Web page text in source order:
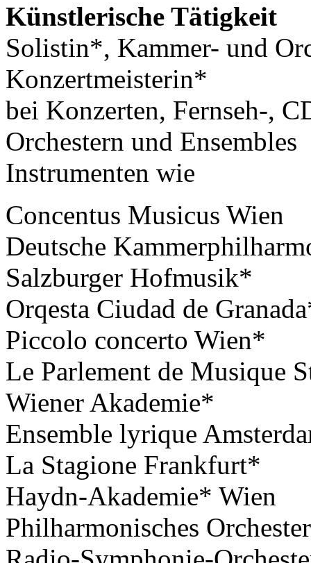
Künstlerische Tätigkeit
Solistin*, Kammer- und
Konzertmeisterin*
bei Konzerten, Fernseh-,
Orchestern und
Instrumenten wie
Concentus Musicus Wien
Deutsche
Salzburger Hofmusik*
Orqesta Ciudad de
Piccolo concerto Wien*
Le Parlement de Musique
Wiener Akademie*
Ensemble lyrique
La Stagione Frankfurt*
Haydn-Akademie* Wien
Philharmonisches